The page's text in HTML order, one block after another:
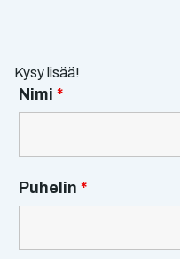
Kysy lisää!
Nimi *
Puhelin *